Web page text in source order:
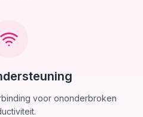
voor ononderbroken